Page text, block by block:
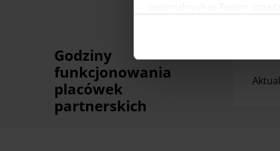
danych osobowych, w tym
Godziny
funkcjonowania
placówek
partnerskich